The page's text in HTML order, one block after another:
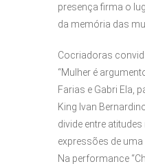
presença firma o
da memória das
Cocriadoras
“Mulher é
Farias e Gabri Ela,
King Ivan
divide entre
expressões de uma
Na performance